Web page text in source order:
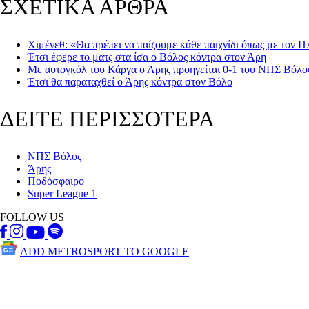
ΣΧΕΤΙΚΑ ΑΡΘΡΑ
Χιμένεθ: «Θα πρέπει να παίζουμε κάθε παιχνίδι όπως με τον
Έτσι έφερε το ματς στα ίσα ο Βόλος κόντρα στον Άρη
Με αυτογκόλ του Κάργα ο Άρης προηγείται 0-1 του ΝΠΣ
Έτσι θα παραταχθεί ο Άρης κόντρα στον Βόλο
ΔΕΙΤΕ ΠΕΡΙΣΣΟΤΕΡΑ
ΝΠΣ Βόλος
Άρης
Ποδόσφαιρο
Super League 1
FOLLOW US
ADD METROSPORT TO GOOGLE